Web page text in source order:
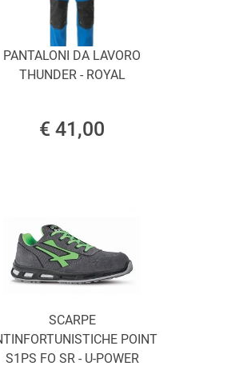
PANTALONI DA LAVORO
THUNDER - ROYAL
€ 41,00
SCARPE
POINT
S1PS FO SR - U-POWER